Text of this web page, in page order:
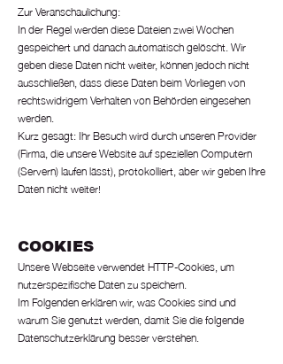
Zur Veranschaulichung:
In der Regel werden diese Dateien zwei Wochen
gespeichert und danach automatisch gelöscht. Wir
geben diese Daten nicht weiter, können jedoch nicht
ausschließen, dass diese Daten beim Vorliegen von
rechtswidrigem Verhalten von Behörden eingesehen
werden.
Kurz gesagt: Ihr Besuch wird durch unseren Provider
(Firma, die unsere Website auf speziellen Computern
(Servern) laufen lässt), protokolliert, aber wir geben Ihre
Daten nicht weiter!
COOKIES
Unsere Webseite verwendet HTTP-Cookies, um
nutzerspezifische Daten zu speichern.
Im Folgenden erklären wir, was Cookies sind und
warum Sie genutzt werden, damit Sie die folgende
Datenschutzerklärung besser verstehen.